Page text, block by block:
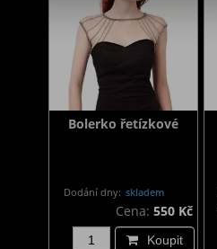
Bolerko řetízkové
Dodání dny: skladem
Cena: 550 Kč
Koupit